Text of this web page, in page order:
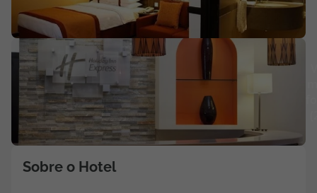
Agências
Contactos
Apoio ao cliente em Portugal
218 925 471
Sobre o Hotel